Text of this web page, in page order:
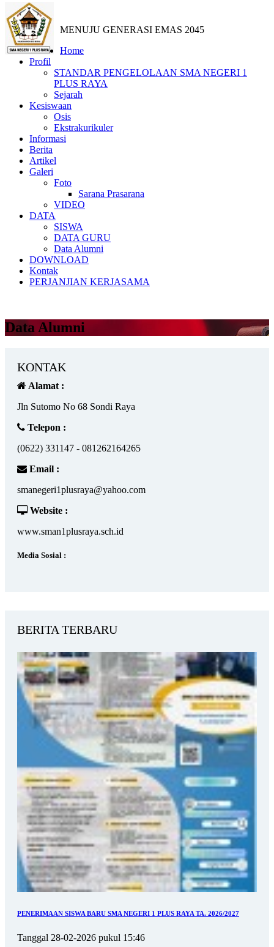
MENUJU GENERASI EMAS 2045
Home
Profil
STANDAR PENGELOLAAN SMA NEGERI 1
PLUS RAYA
Sejarah
Kesiswaan
Osis
Ekstrakurikuler
Informasi
Berita
Artikel
Galeri
Foto
Sarana Prasarana
VIDEO
DATA
SISWA
DATA GURU
Data Alumni
DOWNLOAD
Kontak
PERJANJIAN KERJASAMA
Data Alumni
KONTAK
Alamat :
Jln Sutomo No 68 Sondi Raya
Telepon :
(0622) 331147 - 081262164265
Email :
smanegeri1plusraya@yahoo.com
Website :
www.sman1plusraya.sch.id
Media Sosial :
BERITA TERBARU
PENERIMAAN SISWA BARU SMA NEGERI 1 PLUS RAYA TA. 2026/2027
Tanggal 28-02-2026 pukul 15:46